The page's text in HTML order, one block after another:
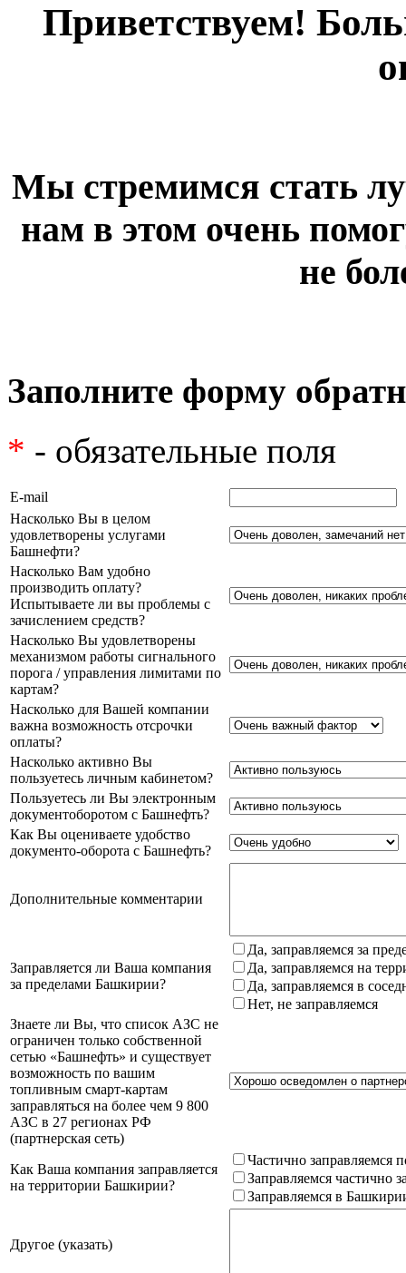
Приветствуем!
Мы стремимся стать
нам в этом очень
не
Заполните форму
* - обязательные поля
E-mail
Насколько Вы в целом
удовлетворены услугами
Башнефти?
Насколько Вам удобно
производить оплату?
Испытываете ли вы проблемы с
зачислением средств?
Насколько Вы удовлетворены
механизмом работы сигнального
порога / управления лимитами по
картам?
Насколько для Вашей компании
важна возможность отсрочки
оплаты?
Насколько активно Вы
пользуетесь личным кабинетом?
Пользуетесь ли Вы электронным
документоборотом с Башнефть?
Как Вы оцениваете удобство
документо-оборота с Башнефть?
Дополнительные комментарии
Заправляется ли Ваша компания
за пределами Башкирии?
Да, заправляемся за
Да, заправляемся на
Да, заправляемся в
Нет, не заправляемся
Знаете ли Вы, что список АЗС не
ограничен только собственной
сетью «Башнефть» и существует
возможность по вашим
топливным смарт-картам
заправляться на более чем 9 800
АЗС в 27 регионах РФ
(партнерская сеть)
Как Ваша компания заправляется
на территории Башкирии?
Частично заправляемся
Заправляемся частично
Заправляемся в
Другое (указать)